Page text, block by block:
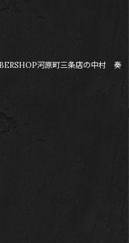
河原町三条店の中村 奏